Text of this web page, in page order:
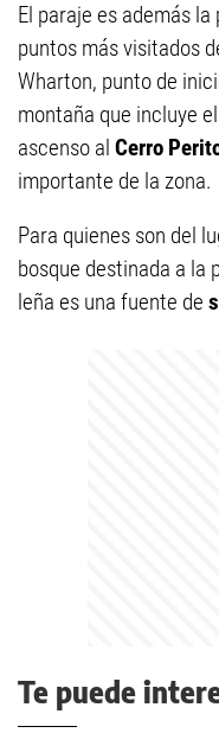
El paraje es además
puntos más visitados
Wharton, punto de
montaña que incluye el
ascenso al Cerro
importante de la zona.
Para quienes son del
bosque destinada a la
leña es una fuente de
Te puede